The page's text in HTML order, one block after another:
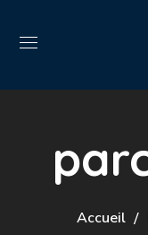
Accueil